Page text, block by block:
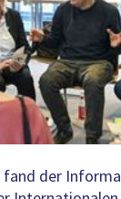
fand der